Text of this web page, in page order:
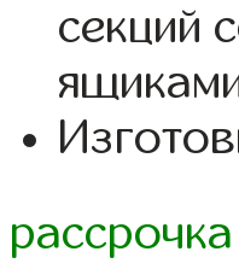
секций